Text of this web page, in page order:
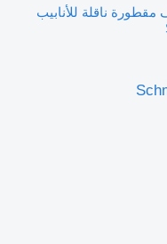
ناقلة للأنابيب